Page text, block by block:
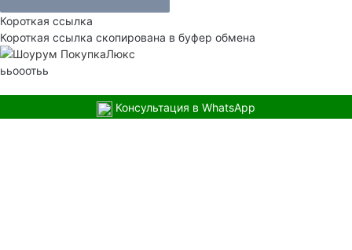
Короткая ссылка
Короткая ссылка скопирована в буфер обмена
ььооотьь
Консультация в WhatsApp